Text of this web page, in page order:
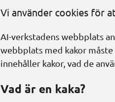
Vi använder cookies för
AI-verkstadens webbplats
webbplats med kakor
innehåller kakor, vad de
Vad är en kaka?